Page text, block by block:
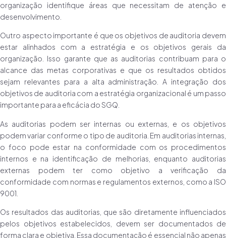
organização identifique áreas que necessitam de atenção e
desenvolvimento.
Outro aspecto importante é que os objetivos de auditoria devem
estar alinhados com a estratégia e os objetivos gerais da
organização. Isso garante que as auditorias contribuam para o
alcance das metas corporativas e que os resultados obtidos
sejam relevantes para a alta administração. A integração dos
objetivos de auditoria com a estratégia organizacional é um passo
importante para a eficácia do SGQ.
As auditorias podem ser internas ou externas, e os objetivos
podem variar conforme o tipo de auditoria. Em auditorias internas,
o foco pode estar na conformidade com os procedimentos
internos e na identificação de melhorias, enquanto auditorias
externas podem ter como objetivo a verificação da
conformidade com normas e regulamentos externos, como a ISO
9001.
Os resultados das auditorias, que são diretamente influenciados
pelos objetivos estabelecidos, devem ser documentados de
forma clara e objetiva. Essa documentação é essencial não apenas